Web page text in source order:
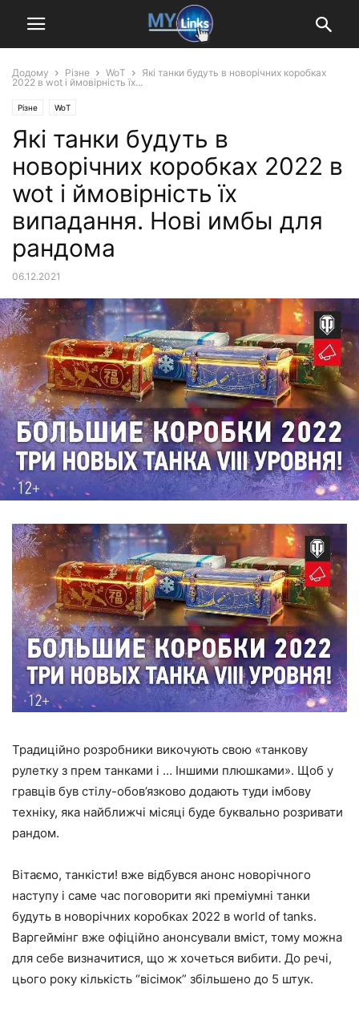
Додому Різне WoT
Які танки будуть в новорічних коробках
2022 в wot і ймовірність їх...
Різне WoT
Які танки будуть в
новорічних коробках 2022 в
wot і ймовірність їх
випадання. Нові имбы для
рандома
06.12.2021
Традиційно розробники викочують свою «танкову
рулетку з прем танками і … Іншими плюшками». Щоб у
гравців був стілу-обов’язково додають туди імбову
техніку, яка найближчі місяці буде буквально розривати
рандом.
Вітаємо, танкісти! вже відбувся анонс новорічного
наступу і саме час поговорити які преміумні танки
будуть в новорічних коробках 2022 в world of tanks.
Варгеймінг вже офіційно анонсували вміст, тому можна
для себе визначитися, що ж хочеться вибити. До речі,
цього року кількість “вісімок” збільшено до 5 штук.